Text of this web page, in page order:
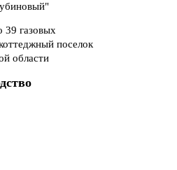
39 газовых
поселок
области